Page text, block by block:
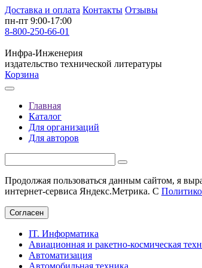
Доставка и оплата Контакты Отзывы
пн-пт 9:00-17:00
8-800-250-66-01
Инфра-Инженерия
издательство технической литературы
Корзина
Главная
Каталог
Для организаций
Для авторов
Продолжая пользоваться данным сайтом, я
интернет-сервиса Яндекс.Метрика. С
Согласен
IT. Информатика
Авиационная и ракетно-космическая
Автоматизация
Автомобильная техника